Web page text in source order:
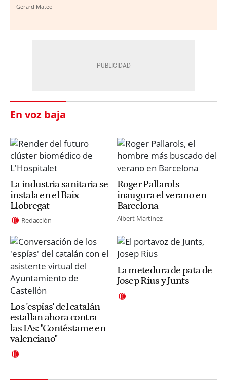
Gerard Mateo
En voz baja
La industria sanitaria se
instala en el Baix
Llobregat
Redacción
Roger Pallarols
inaugura el verano en
Barcelona
Albert Martínez
Los 'espías' del catalán
estallan ahora contra
las IAs: "Contéstame en
valenciano"
La metedura de pata de
Josep Rius y Junts